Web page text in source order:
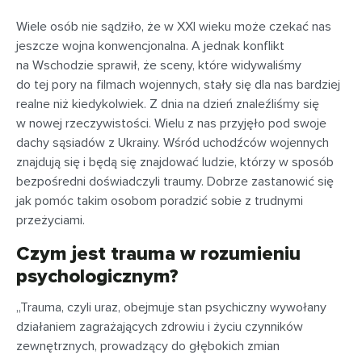
Wiele osób nie sądziło, że w XXI wieku może czekać nas
jeszcze wojna konwencjonalna. A jednak konflikt
na Wschodzie sprawił, że sceny, które widywaliśmy
do tej pory na filmach wojennych, stały się dla nas bardziej
realne niż kiedykolwiek. Z dnia na dzień znaleźliśmy się
w nowej rzeczywistości. Wielu z nas przyjęło pod swoje
dachy sąsiadów z Ukrainy. Wśród uchodźców wojennych
znajdują się i będą się znajdować ludzie, którzy w sposób
bezpośredni doświadczyli traumy. Dobrze zastanowić się
jak pomóc takim osobom poradzić sobie z trudnymi
przeżyciami.
Czym jest trauma w rozumieniu
psychologicznym?
„Trauma, czyli uraz, obejmuje stan psychiczny wywołany
działaniem zagrażających zdrowiu i życiu czynników
zewnętrznych, prowadzący do głębokich zmian